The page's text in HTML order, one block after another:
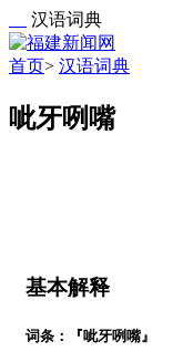
汉语词典
首页> 汉语词典
呲牙咧嘴
基本解释
词条：『呲牙咧嘴』